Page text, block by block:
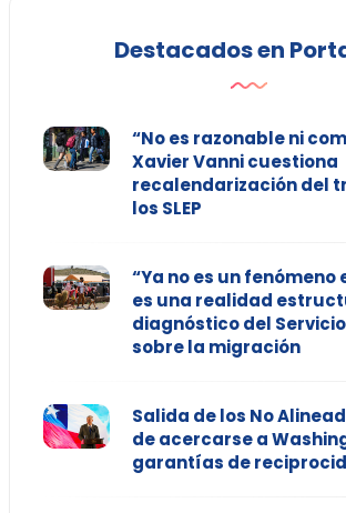
Destacados en
“No es razonable ni
Xavier Vanni cuestiona
recalendarización del
los SLEP
“Ya no es un
es una realidad
diagnóstico del
sobre la migración
Salida de los No
de acercarse a
garantías de